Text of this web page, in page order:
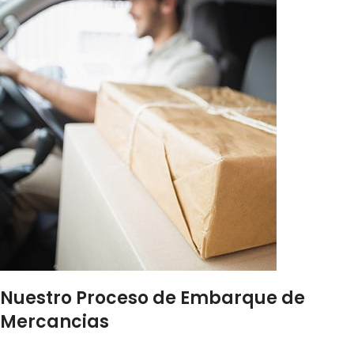
Nuestro Proceso de Embarque de
Mercancias